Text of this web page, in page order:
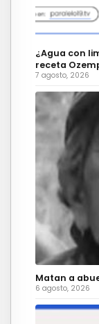
¿Agua con
receta
7 agosto, 2026
Matan a
6 agosto, 2026